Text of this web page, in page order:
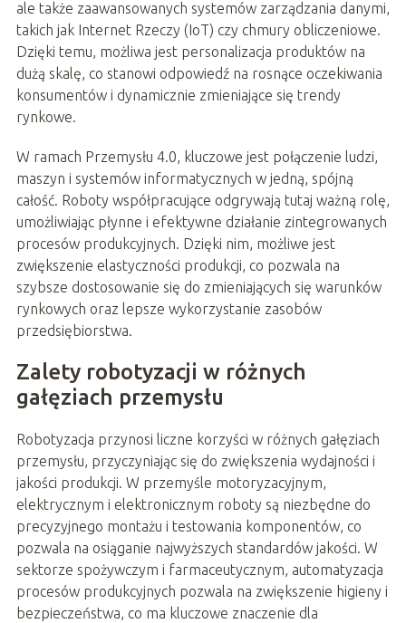
ale także zaawansowanych systemów zarządzania danymi,
takich jak Internet Rzeczy (IoT) czy chmury obliczeniowe.
Dzięki temu, możliwa jest personalizacja produktów na
dużą skalę, co stanowi odpowiedź na rosnące oczekiwania
konsumentów i dynamicznie zmieniające się trendy
rynkowe.
W ramach Przemysłu 4.0, kluczowe jest połączenie ludzi,
maszyn i systemów informatycznych w jedną, spójną
całość. Roboty współpracujące odgrywają tutaj ważną rolę,
umożliwiając płynne i efektywne działanie zintegrowanych
procesów produkcyjnych. Dzięki nim, możliwe jest
zwiększenie elastyczności produkcji, co pozwala na
szybsze dostosowanie się do zmieniających się warunków
rynkowych oraz lepsze wykorzystanie zasobów
przedsiębiorstwa.
Zalety robotyzacji w różnych
gałęziach przemysłu
Robotyzacja przynosi liczne korzyści w różnych gałęziach
przemysłu, przyczyniając się do zwiększenia wydajności i
jakości produkcji. W przemyśle motoryzacyjnym,
elektrycznym i elektronicznym roboty są niezbędne do
precyzyjnego montażu i testowania komponentów, co
pozwala na osiąganie najwyższych standardów jakości. W
sektorze spożywczym i farmaceutycznym, automatyzacja
procesów produkcyjnych pozwala na zwiększenie higieny i
bezpieczeństwa, co ma kluczowe znaczenie dla